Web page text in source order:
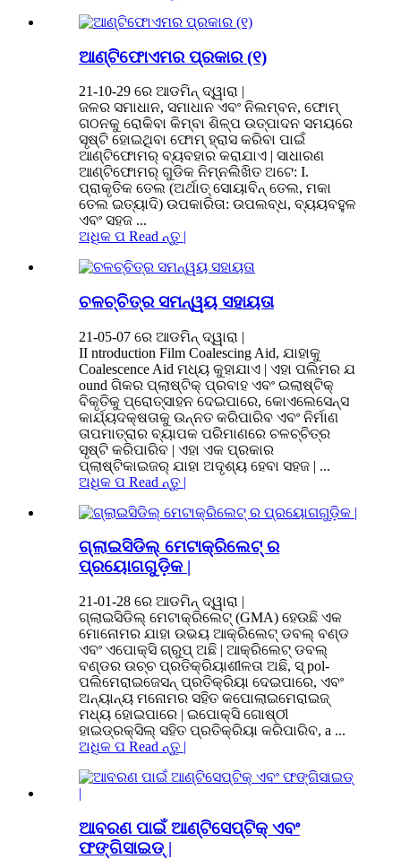
ଆଣ୍ଟିଫୋଏମର ପ୍ରକାର (୧)
21-10-29 ରେ ଆଡମିନ୍ ଦ୍ୱାରା |
ଜଳର ସମାଧାନ, ସମାଧାନ ଏବଂ ନିଲମ୍ବନ, ଫୋମ୍
ଗଠନକୁ ରୋକିବା କିମ୍ବା ଶିଳ୍ପ ଉତ୍ପାଦନ ସମୟରେ
ସୃଷ୍ଟି ହୋଇଥିବା ଫୋମ୍ ହ୍ରାସ କରିବା ପାଇଁ
ଆଣ୍ଟିଫୋମର୍ ବ୍ୟବହାର କରାଯାଏ | ସାଧାରଣ
ଆଣ୍ଟିଫୋମର୍ ଗୁଡିକ ନିମ୍ନଲିଖିତ ଅଟେ: I.
ପ୍ରାକୃତିକ ତେଲ (ଅର୍ଥାତ୍ ସୋୟାବିନ୍ ତେଲ, ମକା
ତେଲ ଇତ୍ୟାଦି) ଉପକାରିତା: ଉପଲବ୍ଧ, ବ୍ୟୟବହୁଳ
ଏବଂ ସହଜ ...
ଅଧିକ ପ Read ନ୍ତୁ |
ଚଳଚ୍ଚିତ୍ର ସମନ୍ୱୟ ସହାୟତା
21-05-07 ରେ ଆଡମିନ୍ ଦ୍ୱାରା |
II ntroduction Film Coalescing Aid, ଯାହାକୁ
Coalescence Aid ମଧ୍ୟ କୁହାଯାଏ | ଏହା ପଲିମର ଯ
ound ଗିକର ପ୍ଲାଷ୍ଟିକ୍ ପ୍ରବାହ ଏବଂ ଇଲାଷ୍ଟିକ୍
ବିକୃତିକୁ ପ୍ରୋତ୍ସାହନ ଦେଇପାରେ, କୋଏଲେସେନ୍ସ
କାର୍ଯ୍ୟଦକ୍ଷତାକୁ ଉନ୍ନତ କରିପାରିବ ଏବଂ ନିର୍ମାଣ
ତାପମାତ୍ରାର ବ୍ୟାପକ ପରିମାଣରେ ଚଳଚ୍ଚିତ୍ର
ସୃଷ୍ଟି କରିପାରିବ | ଏହା ଏକ ପ୍ରକାର
ପ୍ଲାଷ୍ଟିକାଇଜର୍ ଯାହା ଅଦୃଶ୍ୟ ହେବା ସହଜ | ...
ଅଧିକ ପ Read ନ୍ତୁ |
ଗ୍ଲାଇସିଡିଲ୍ ମେଟାକ୍ରିଲେଟ୍ ର
ପ୍ରୟୋଗଗୁଡ଼ିକ |
21-01-28 ରେ ଆଡମିନ୍ ଦ୍ୱାରା |
ଗ୍ଲାଇସିଡିଲ୍ ମେଟାକ୍ରିଲେଟ୍ (GMA) ହେଉଛି ଏକ
ମୋନୋମର ଯାହା ଉଭୟ ଆକ୍ରିଲେଟ୍ ଡବଲ୍ ବଣ୍ଡ
ଏବଂ ଏପୋକ୍ସି ଗ୍ରୁପ୍ ଅଛି | ଆକ୍ରିଲେଟ୍ ଡବଲ୍
ବଣ୍ଡର ଉଚ୍ଚ ପ୍ରତିକ୍ରିୟାଶୀଳତା ଅଛି, ସ୍ pol-
ପଲିମେରାଇଜେସନ୍ ପ୍ରତିକ୍ରିୟା ଦେଇପାରେ, ଏବଂ
ଅନ୍ୟାନ୍ୟ ମନୋମର ସହିତ କପୋଲାଇମେରାଇଜ୍
ମଧ୍ୟ ହୋଇପାରେ | ଇପୋକ୍ସି ଗୋଷ୍ଠୀ
ହାଇଡ୍ରକ୍ସିଲ୍ ସହିତ ପ୍ରତିକ୍ରିୟା କରିପାରିବ, a ...
ଅଧିକ ପ Read ନ୍ତୁ |
ଆବରଣ ପାଇଁ ଆଣ୍ଟିସେପ୍ଟିକ୍ ଏବଂ
ଫଙ୍ଗିସାଇଡ୍ |